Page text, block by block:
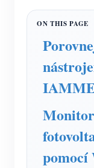
Monitor
pomocí